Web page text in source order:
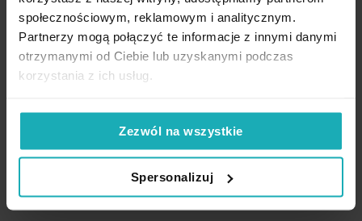
społecznościowym, reklamowym i analitycznym.
Partnerzy mogą połączyć te informacje z innymi danymi
otrzymanymi od Ciebie lub uzyskanymi podczas
korzystania z ich usług.
Zezwól na wszystkie
Spersonalizuj
Tkanina zasłonowa o płóciennym splocie w paski Eurofirany
szer. 180 cm, kolor naturalny